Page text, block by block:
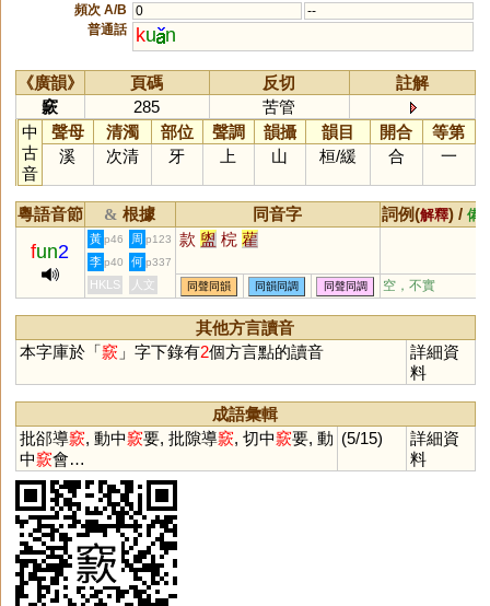
頻次 A/B
0
--
普通話
ku n
《廣韻》 頁碼 反切
註解
窾
285
苦管
中
古
音
聲母 清濁 部位 聲調 韻攝 韻目 開合
等第
溪
次清 牙 上 山 桓/緩 合 一
粵語音節 & 根據 同音字 詞例(解釋) / 備
fun2
黃 p46 周 p123 款 盥 梡 雚
李 p40 何 p337
HKLS 人文 同聲同韻 同韻同調 同聲同調 空，不實
其他方言讀音
本字庫於「窾 」字下錄有2個方言點的讀音
詳細資
料
成語彙輯
批郤導窾, 動中窾要, 批隙導窾, 切中窾要, 動
中窾會…
(5/15)
詳細資
料